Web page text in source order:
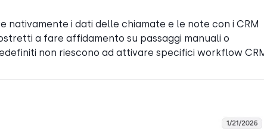
nativamente i dati delle chiamate e le note con i CRM
a fare affidamento su passaggi manuali o
non riescono ad attivare specifici workflow